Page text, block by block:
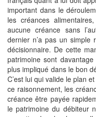
important dans le
les créances
aucune créance sans
dernier n’a pas un
décisionnaire. De cette
patrimoine sont
plus impliqué dans le bon
C’est lui qui valide le plan
ce raisonnement, les
créance être payée
le patrimoine du débiteur